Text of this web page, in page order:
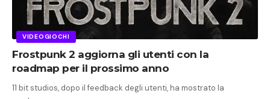
VIDEOGIOCHI
Frostpunk 2 aggiorna gli utenti con la
roadmap per il prossimo anno
11 bit studios, dopo il feedback degli utenti, ha mostrato la